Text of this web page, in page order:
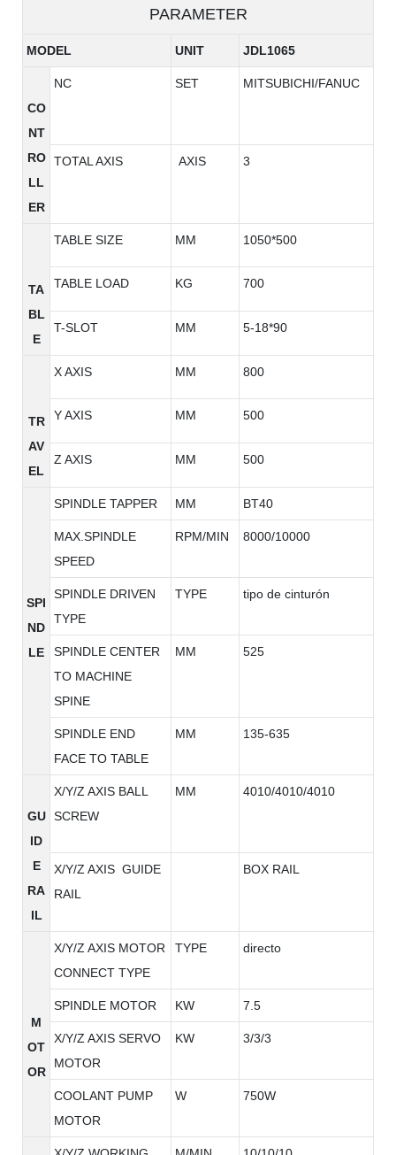
PARAMETER
MODEL UNIT JDL1065
CO
NT
RO
LL
ER
NC SET MITSUBICHI/FANUC
TOTAL AXIS AXIS 3
TA
BL
E
TABLE SIZE MM 1050*500
TABLE LOAD KG 700
T-SLOT MM 5-18*90
TR
AV
EL
X AXIS MM 800
Y AXIS MM 500
Z AXIS MM 500
SPI
ND
LE
SPINDLE TAPPER MM BT40
MAX.SPINDLE
SPEED
RPM/MIN 8000/10000
SPINDLE DRIVEN
TYPE
TYPE tipo de cinturón
SPINDLE CENTER
TO MACHINE
SPINE
MM 525
SPINDLE END
FACE TO TABLE
MM 135-635
GU
ID
E
RA
IL
X/Y/Z AXIS BALL
SCREW
MM 4010/4010/4010
X/Y/Z AXIS GUIDE
RAIL
BOX RAIL
M
OT
OR
X/Y/Z AXIS MOTOR
CONNECT TYPE
TYPE directo
SPINDLE MOTOR KW 7.5
X/Y/Z AXIS SERVO
MOTOR
KW 3/3/3
COOLANT PUMP
MOTOR
W 750W